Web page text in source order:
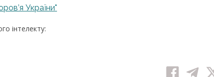
України"
інтелекту: